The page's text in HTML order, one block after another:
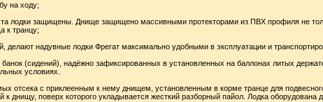
на ходу;
лодки защищены. Днище защищено массивными протекторами из ПВХ профиля не
к транцу;
надувные лодки Фрегат максимально удобными в эксплуатации и
(сидений), надёжно зафиксированных в установленных на баллонах литых
условиях.
отсека с приклеенным к нему днищем, установленным в корме транце для
днищу, поверх которого укладывается жесткий разборный пайол. Лодка оборудована